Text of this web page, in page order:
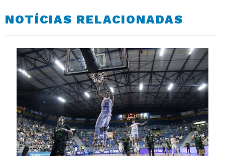
NOTÍCIAS RELACIONADAS